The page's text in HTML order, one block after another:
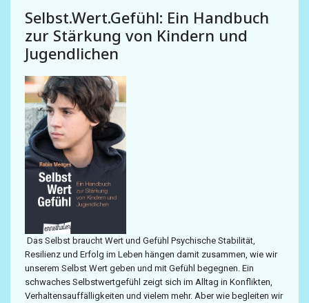
Selbst.Wert.Gefühl: Ein Handbuch
zur Stärkung von Kindern und
Jugendlichen
Das Selbst braucht Wert und Gefühl Psychische Stabilität,
Resilienz und Erfolg im Leben hängen damit zusammen, wie wir
unserem Selbst Wert geben und mit Gefühl begegnen. Ein
schwaches Selbstwertgefühl zeigt sich im Alltag in Konflikten,
Verhaltensauffälligkeiten und vielem mehr. Aber wie begleiten wir